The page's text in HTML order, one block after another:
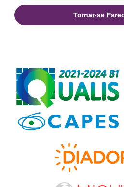
Tornar-se